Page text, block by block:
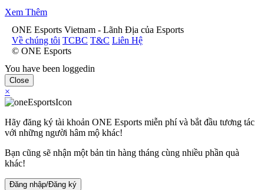
Xem Thêm
ONE Esports Vietnam - Lãnh Địa của Esports
Về chúng tôi TCBC T&C Liên Hệ
© ONE Esports
You have been loggedin
Close
×
Hãy đăng ký tài khoản ONE Esports miễn phí và bắt đầu tương tác
với những người hâm mộ khác!
Bạn cũng sẽ nhận một bản tin hàng tháng cùng nhiều phần quà
khác!
Đăng nhập/Đăng ký